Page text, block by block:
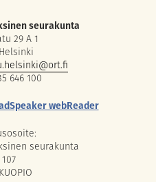
seurakunta
29 A 1
646 100
webReader
seurakunta